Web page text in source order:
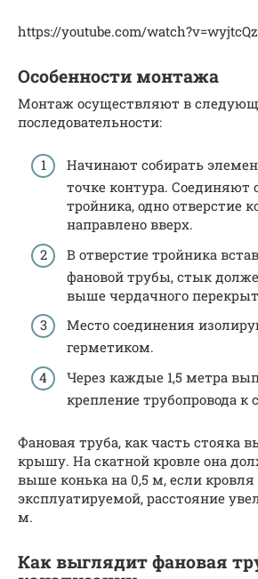
https://youtube.com/
Особенности монтажа
Монтаж осуществляют в
последовательности:
Начинают собирать
точке контура.
тройника, одно отверстие
направлено вверх.
В отверстие тройника
фановой трубы, стык
выше чердачного
Место соединения
герметиком.
Через каждые 1,5 метра
крепление трубопровода к
Фановая труба, как часть стояка
крышу. На скатной кровле она
выше конька на 0,5 м, если кровля
эксплуатируемой, расстояние
м.
Как выглядит фановая